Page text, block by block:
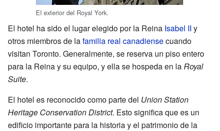
El exterior del Royal York.
El hotel ha sido el lugar elegido por la Reina Isabel II y
otros miembros de lafamilia real canadiensecuando
visitan Toronto. Generalmente, se reserva un piso entero
para la Reina y su equipo, y ella se hospeda en la Royal
Suite.
El hotel es reconocido como parte del Union Station
Heritage Conservation District. Esto significa que es un
edificio importante para la historia y el patrimonio de la